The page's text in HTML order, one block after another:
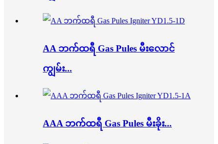
AA ဘက်ထရီ Gas Pules မီးလောင်
ကျွမ်း...
AAA ဘက်ထရီ Gas Pules မီးခိုး...